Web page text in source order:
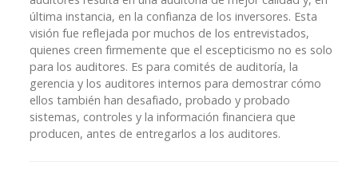
última instancia, en la confianza de los inversores. Esta
visión fue reflejada por muchos de los entrevistados,
quienes creen firmemente que el escepticismo no es solo
para los auditores. Es para comités de auditoría, la
gerencia y los auditores internos para demostrar cómo
ellos también han desafiado, probado y probado
sistemas, controles y la información financiera que
producen, antes de entregarlos a los auditores.